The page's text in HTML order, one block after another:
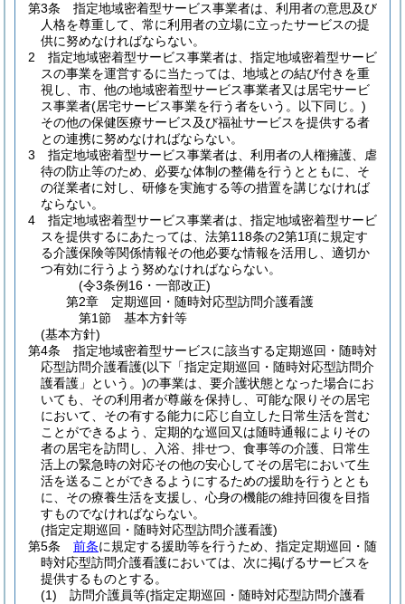
第3条
指定地域密着型サービス事業者は、利用者の意思及び
人格を尊重して、常に利用者の立場に立ったサービスの提
供に努めなければならない。
2
指定地域密着型サービス事業者は、指定地域密着型サービ
スの事業を運営するに当たっては、地域との結び付きを重
視し、市、他の地域密着型サービス事業者又は居宅サービ
ス事業者(居宅サービス事業を行う者をいう。以下同じ。)
その他の保健医療サービス及び福祉サービスを提供する者
との連携に努めなければならない。
3
指定地域密着型サービス事業者は、利用者の人権擁護、虐
待の防止等のため、必要な体制の整備を行うとともに、そ
の従業者に対し、研修を実施する等の措置を講じなければ
ならない。
4
指定地域密着型サービス事業者は、指定地域密着型サービ
スを提供するにあたっては、法第118条の2第1項に規定す
る介護保険等関係情報その他必要な情報を活用し、適切か
つ有効に行うよう努めなければならない。
(令3条例16・一部改正)
第2章
定期巡回・随時対応型訪問介護看護
第1節
基本方針等
(基本方針)
第4条
指定地域密着型サービスに該当する定期巡回・随時対
応型訪問介護看護(以下「指定定期巡回・随時対応型訪問介
護看護」という。)の事業は、要介護状態となった場合にお
いても、その利用者が尊厳を保持し、可能な限りその居宅
において、その有する能力に応じ自立した日常生活を営む
ことができるよう、定期的な巡回又は随時通報によりその
者の居宅を訪問し、入浴、排せつ、食事等の介護、日常生
活上の緊急時の対応その他の安心してその居宅において生
活を送ることができるようにするための援助を行うととも
に、その療養生活を支援し、心身の機能の維持回復を目指
すものでなければならない。
(指定定期巡回・随時対応型訪問介護看護)
第5条
前条に規定する援助等を行うため、指定定期巡回・随
時対応型訪問介護看護においては、次に掲げるサービスを
提供するものとする。
(1)
訪問介護員等(指定定期巡回・随時対応型訪問介護看